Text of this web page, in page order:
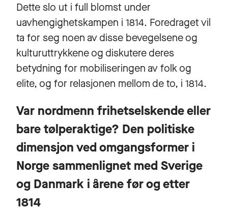
Dette slo ut i full blomst under
uavhengighetskampen i 1814. Foredraget vil
ta for seg noen av disse bevegelsene og
kulturuttrykkene og diskutere deres
betydning for mobiliseringen av folk og
elite, og for relasjonen mellom de to, i 1814.
Var nordmenn frihetselskende eller
bare tølperaktige? Den politiske
dimensjon ved omgangsformer i
Norge sammenlignet med Sverige
og Danmark i årene før og etter
1814